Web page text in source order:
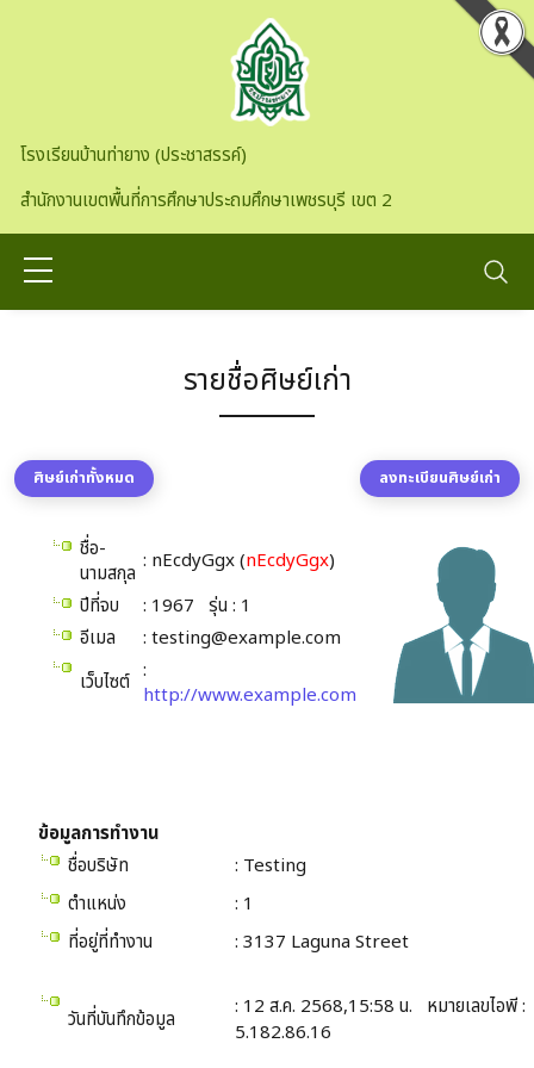
โรงเรียนบ้านท่ายาง (ประชาสรรค์)
สำนักงานเขตพื้นที่การศึกษาประถมศึกษาเพชรบุรี เขต 2
รายชื่อศิษย์เก่า
ศิษย์เก่าทั้งหมด ลงทะเบียนศิษย์เก่า
ชื่อ-
นามสกุล : nEcdyGgx (nEcdyGgx)
ปีที่จบ
: 1967 รุ่น : 1
อีเมล
: testing@example.com
เว็บไซต์ :
http://www.example.com
ข้อมูลการทำงาน
ชื่อบริษัท
: Testing
ตำแหน่ง
: 1
ที่อยู่ที่ทำงาน
: 3137 Laguna Street
วันที่บันทึกข้อมูล
: 12 ส.ค. 2568,15:58 น. หมายเลขไอพี :
5.182.86.16